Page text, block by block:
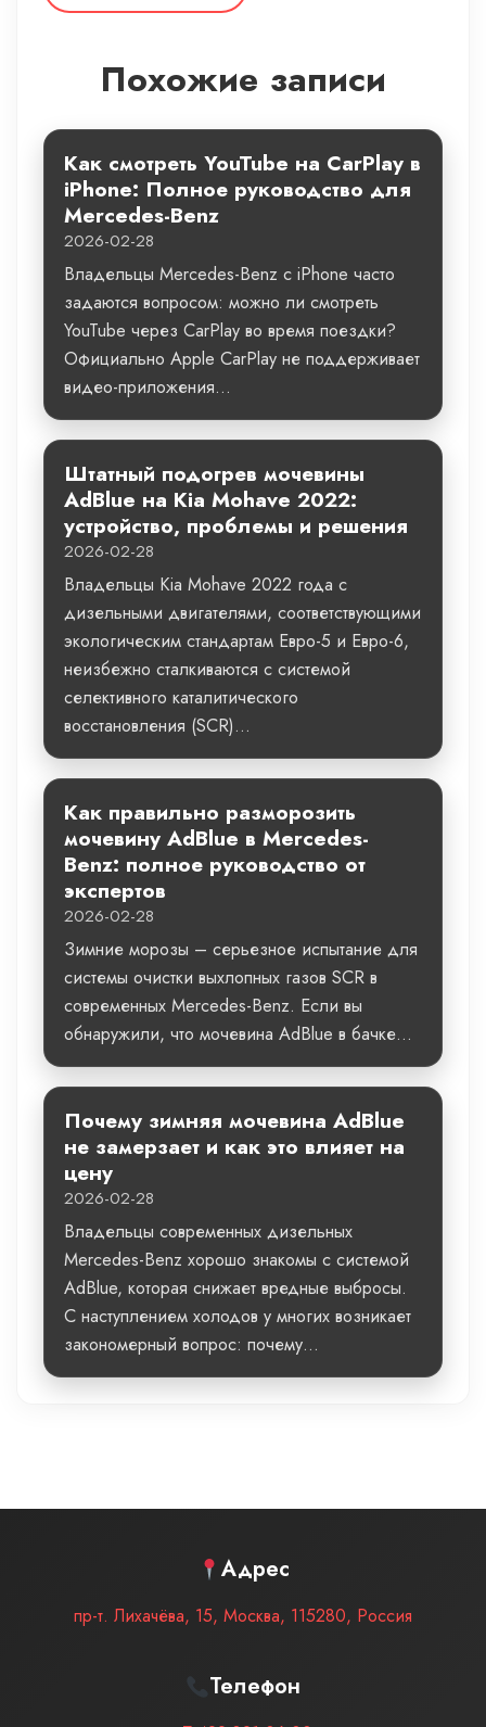
Похожие записи
Как смотреть YouTube на CarPlay в
iPhone: Полное руководство для
Mercedes-Benz
2026-02-28
Владельцы Mercedes-Benz с iPhone часто
задаются вопросом: можно ли смотреть
YouTube через CarPlay во время поездки?
Официально Apple CarPlay не поддерживает
видео-приложения...
Штатный подогрев мочевины
AdBlue на Kia Mohave 2022:
устройство, проблемы и решения
2026-02-28
Владельцы Kia Mohave 2022 года с
дизельными двигателями, соответствующими
экологическим стандартам Евро-5 и Евро-6,
неизбежно сталкиваются с системой
селективного каталитического
восстановления (SCR)...
Как правильно разморозить
мочевину AdBlue в Mercedes-
Benz: полное руководство от
экспертов
2026-02-28
Зимние морозы – серьезное испытание для
системы очистки выхлопных газов SCR в
современных Mercedes-Benz. Если вы
обнаружили, что мочевина AdBlue в бачке...
Почему зимняя мочевина AdBlue
не замерзает и как это влияет на
цену
2026-02-28
Владельцы современных дизельных
Mercedes-Benz хорошо знакомы с системой
AdBlue, которая снижает вредные выбросы.
С наступлением холодов у многих возникает
закономерный вопрос: почему...
Адрес
пр-т. Лихачёва, 15, Москва, 115280, Россия
Телефон